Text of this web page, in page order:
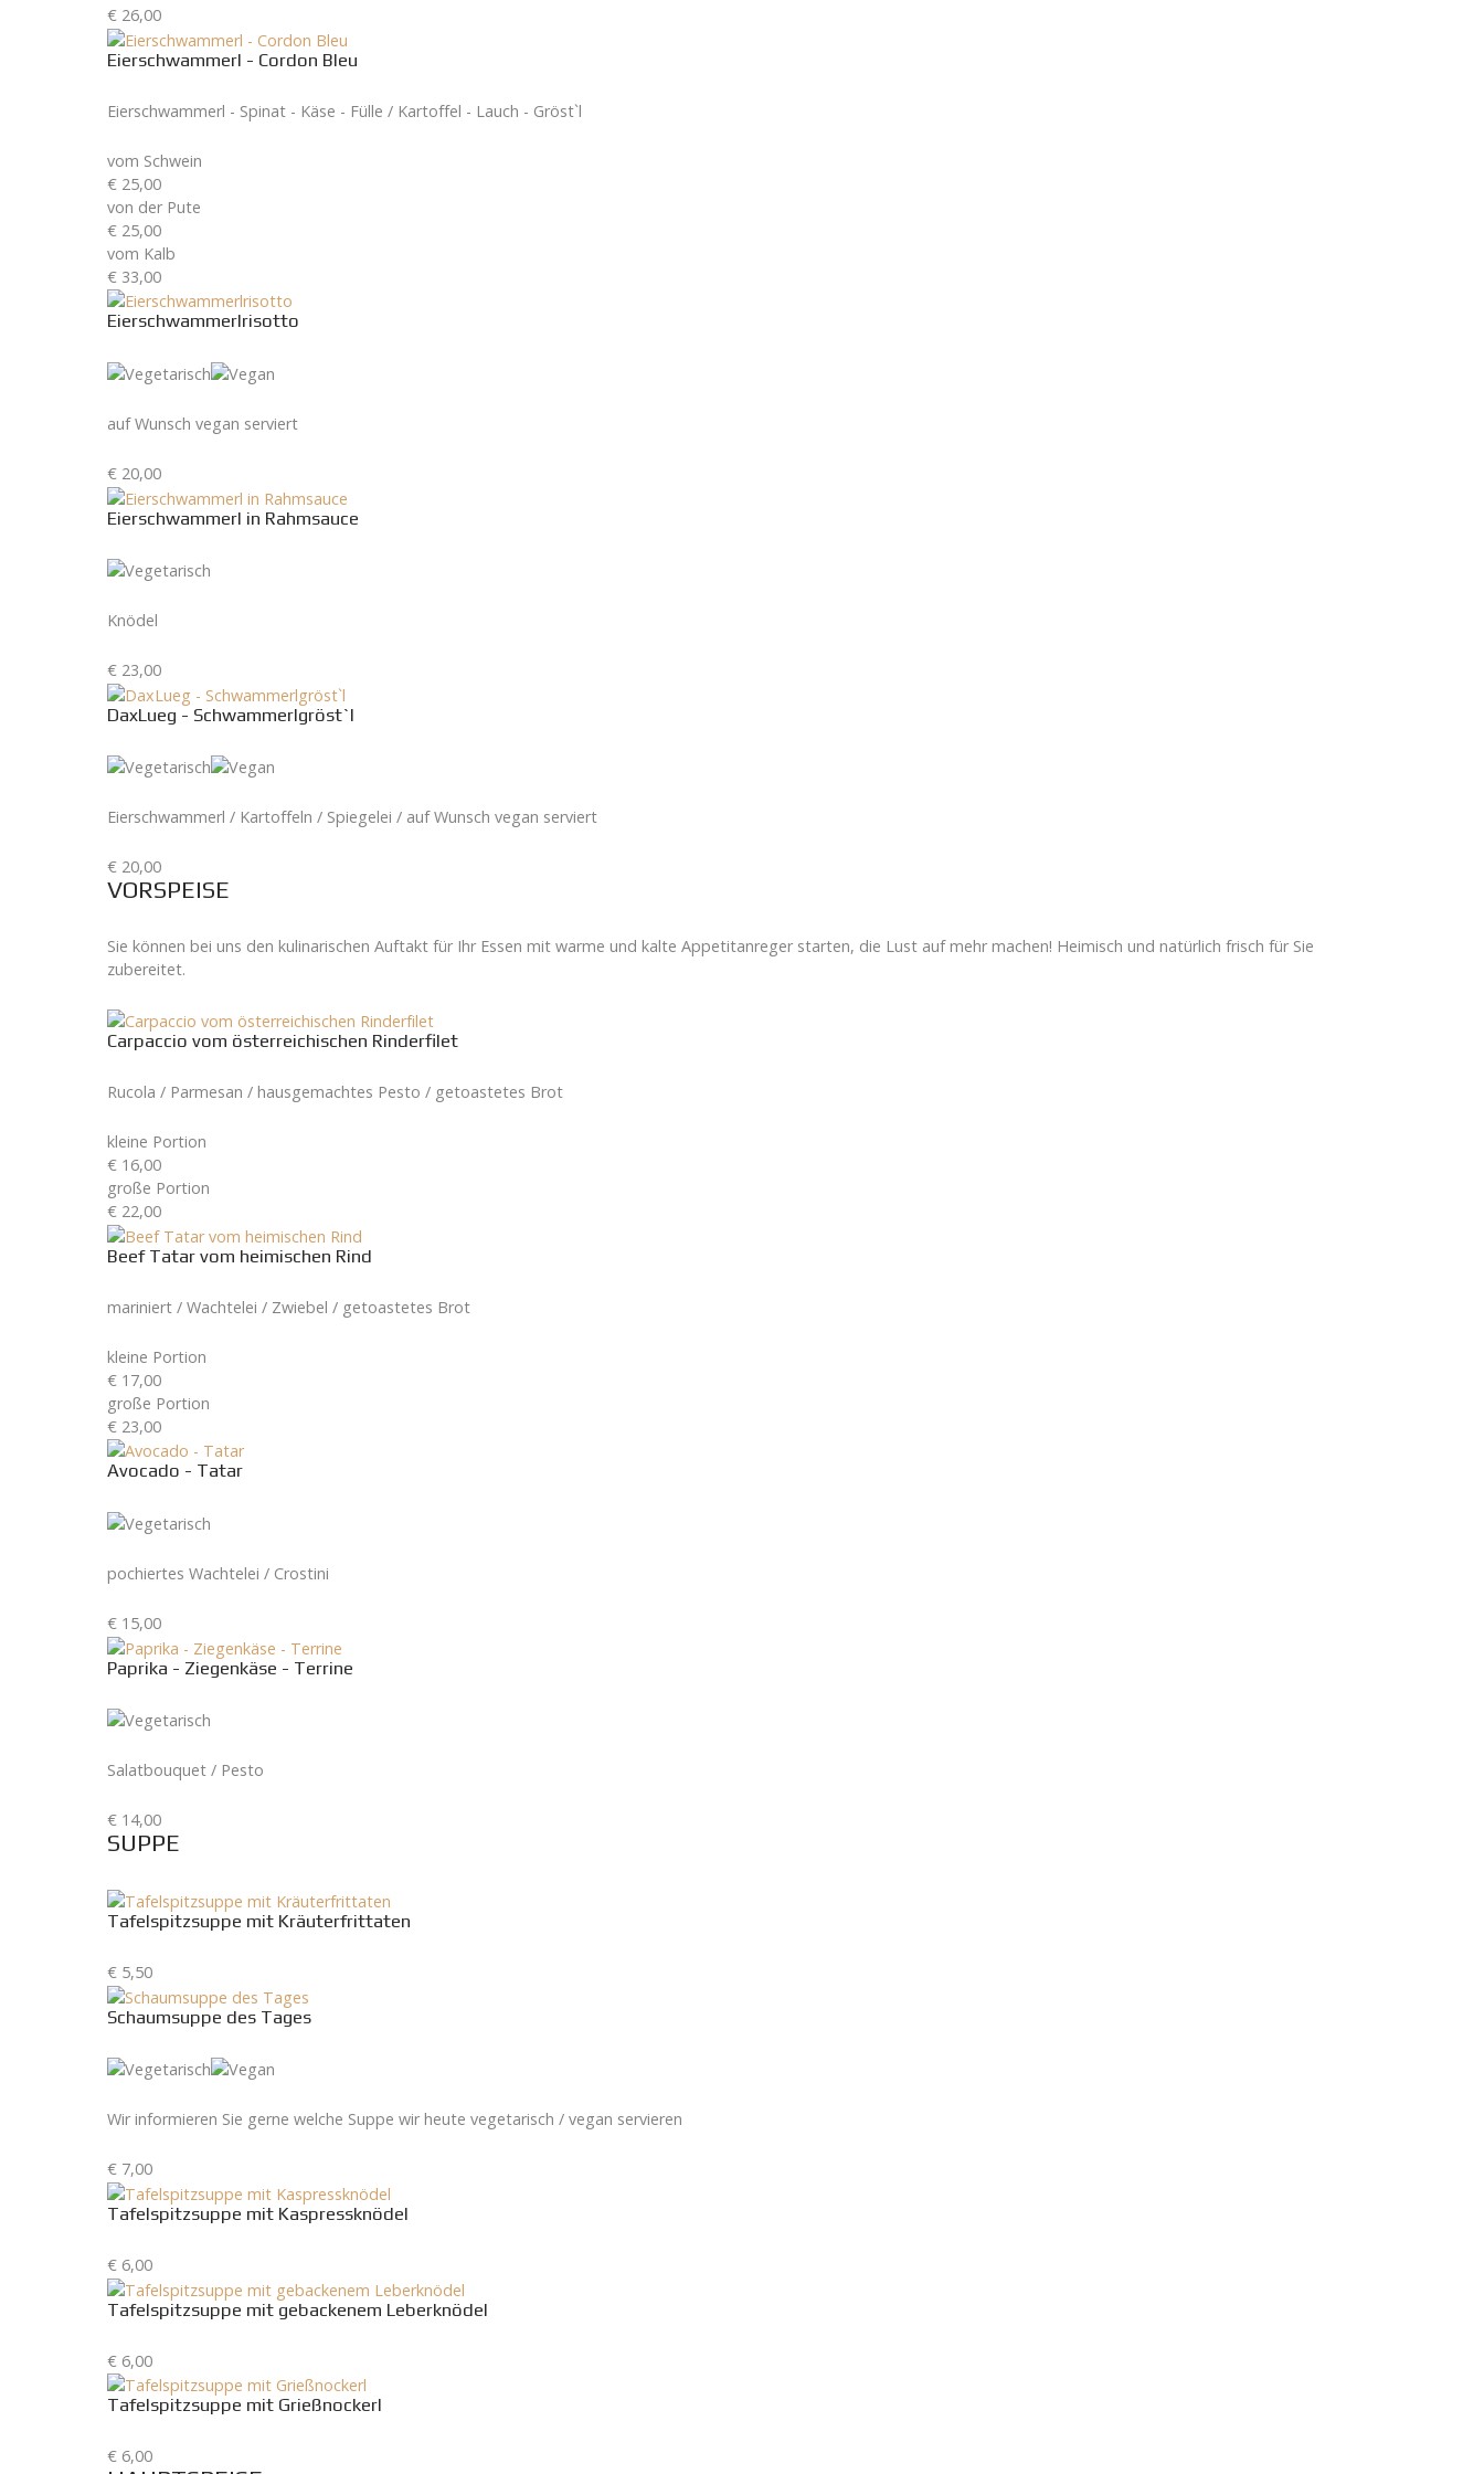
€ 26,00
Eierschwammerl - Cordon Bleu
Eierschwammerl - Spinat - Käse - Fülle / Kartoffel - Lauch - Gröst`l
vom Schwein
€ 25,00
von der Pute
€ 25,00
vom Kalb
€ 33,00
Eierschwammerlrisotto
auf Wunsch vegan serviert
€ 20,00
Eierschwammerl in Rahmsauce
Knödel
€ 23,00
DaxLueg - Schwammerlgröst`l
Eierschwammerl / Kartoffeln / Spiegelei / auf Wunsch vegan serviert
€ 20,00
VORSPEISE
Sie können bei uns den kulinarischen Auftakt für Ihr Essen mit warme und kalte Appetitanreger starten, die Lust auf mehr machen! Heimisch und natürlich frisch für Sie
zubereitet.
Carpaccio vom österreichischen Rinderfilet
Rucola / Parmesan / hausgemachtes Pesto / getoastetes Brot
kleine Portion
€ 16,00
große Portion
€ 22,00
Beef Tatar vom heimischen Rind
mariniert / Wachtelei / Zwiebel / getoastetes Brot
kleine Portion
€ 17,00
große Portion
€ 23,00
Avocado - Tatar
pochiertes Wachtelei / Crostini
€ 15,00
Paprika - Ziegenkäse - Terrine
Salatbouquet / Pesto
€ 14,00
SUPPE
Tafelspitzsuppe mit Kräuterfrittaten
€ 5,50
Schaumsuppe des Tages
Wir informieren Sie gerne welche Suppe wir heute vegetarisch / vegan servieren
€ 7,00
Tafelspitzsuppe mit Kaspressknödel
€ 6,00
Tafelspitzsuppe mit gebackenem Leberknödel
€ 6,00
Tafelspitzsuppe mit Grießnockerl
€ 6,00